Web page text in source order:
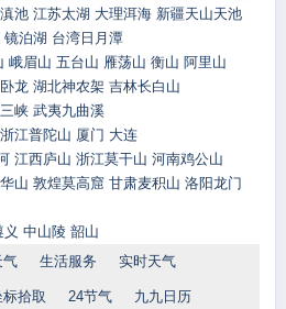
池 江苏太湖 大理洱海 新疆天山天池
镜泊湖 台湾日月潭
峨眉山 五台山 雁荡山 衡山 阿里山
龙 湖北神农架 吉林长白山
峡 武夷九曲溪
浙江普陀山 厦门 大连
江西庐山 浙江莫干山 河南鸡公山
山 敦煌莫高窟 甘肃麦积山 洛阳龙门
义 中山陵 韶山
气 生活服务 实时天气
标拾取 24节气 九九日历